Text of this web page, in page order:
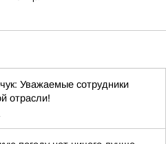
Уважаемые сотрудники
отрасли!